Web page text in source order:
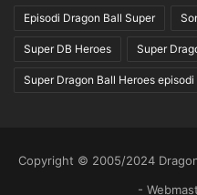
Episodi Dragon Ball Super
Super DB Heroes Super
Super Dragon Ball Heroes
Copyright © 2005/2024
-